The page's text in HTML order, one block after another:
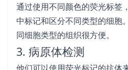
通过使用不同颜色的荧光标签
中标记和区分不同类型的细胞
同细胞类型的组织很方便。
3. 病原体检测